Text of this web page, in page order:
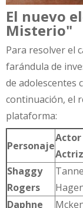
El nuevo
Misterio"
Para resolver el
farándula de
de adolescentes
continuación, el
plataforma:
Personaje
Actriz
Shaggy
Rogers
Daphne